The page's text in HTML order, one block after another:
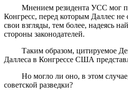
Мнением резидента УСС мог
Конгресс, перед которым Даллес
свои взгляды, тем более, надеясь
стороны законодателей.
Таким образом, цитируемое
Даллеса в Конгрессе США
Но могло ли оно, в этом случае,
советской разведки?